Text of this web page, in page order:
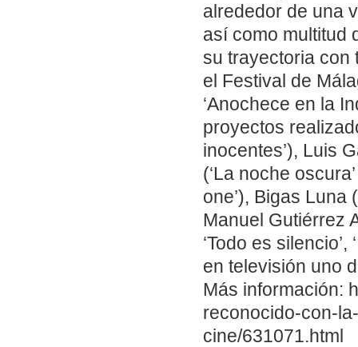
alrededor de una
así como multitud
su trayectoria con
el Festival de
‘Anochece en la
proyectos
inocentes’), Luis
(‘La noche
one’), Bigas Luna
Manuel Gutiérrez
‘Todo es
en televisión uno
Más información:
reconocido-con-
cine/631071.html